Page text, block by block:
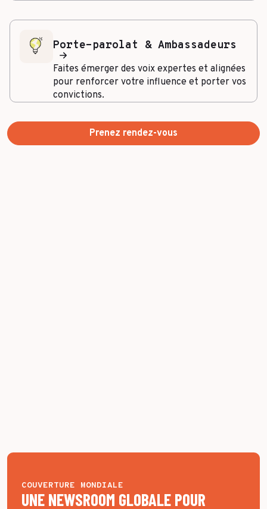
Porte-parolat & Ambassadeurs
Faites émerger des voix expertes et alignées
pour renforcer votre influence et porter vos
convictions.
Prenez rendez-vous
COUVERTURE MONDIALE
UNE NEWSROOM GLOBALE POUR